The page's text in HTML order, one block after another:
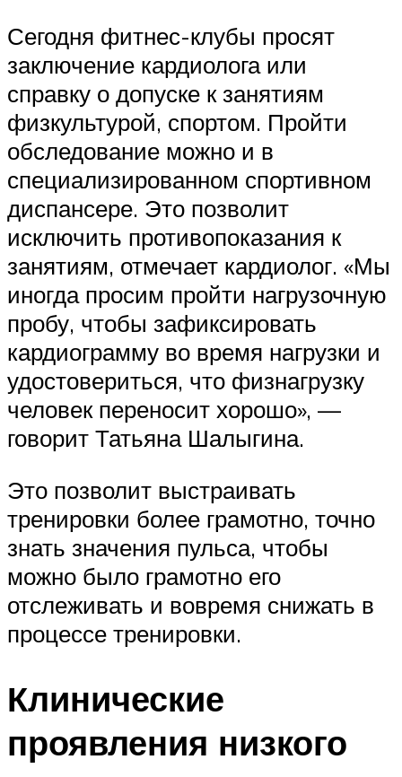
Сегодня фитнес-клубы просят
заключение кардиолога или
справку о допуске к занятиям
физкультурой, спортом. Пройти
обследование можно и в
специализированном спортивном
диспансере. Это позволит
исключить противопоказания к
занятиям, отмечает кардиолог. «Мы
иногда просим пройти нагрузочную
пробу, чтобы зафиксировать
кардиограмму во время нагрузки и
удостовериться, что физнагрузку
человек переносит хорошо», —
говорит Татьяна Шалыгина.
Это позволит выстраивать
тренировки более грамотно, точно
знать значения пульса, чтобы
можно было грамотно его
отслеживать и вовремя снижать в
процессе тренировки.
Клинические
проявления низкого